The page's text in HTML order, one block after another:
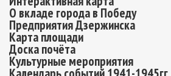
О вкладе города в Победу
Предприятия Дзержинска
Карта площади
Доска почёта
Культурные мероприятия